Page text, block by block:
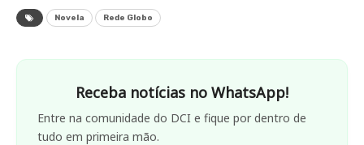
Novela Rede Globo
Receba notícias no WhatsApp!
Entre na comunidade do DCI e fique por dentro de
tudo em primeira mão.